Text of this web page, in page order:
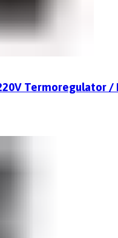
Termoregulator /